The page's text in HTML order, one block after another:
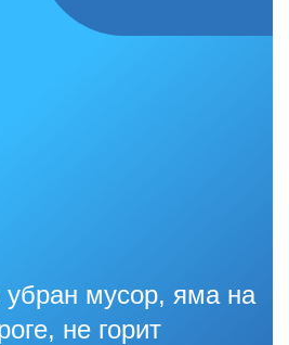
убран мусор, яма на
не горит